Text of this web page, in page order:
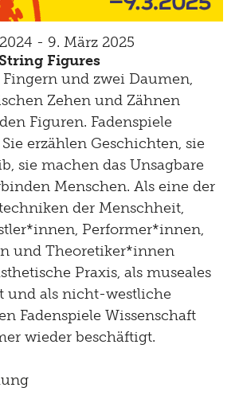
- 9. März 2025
Figures
und zwei Daumen,
Zehen und Zähnen
Figuren. Fadenspiele
erzählen Geschichten, sie
sie machen das Unsagbare
Menschen. Als eine der
der Menschheit,
Performer*innen,
und Theoretiker*innen
Praxis, als museales
und als nicht-westliche
Fadenspiele Wissenschaft
wieder beschäftigt.